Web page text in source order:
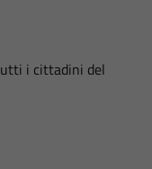
i cittadini del